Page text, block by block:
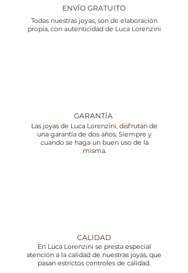
ENVÍO GRATUITO
Todas nuestras joyas, son de elaboración
propia, con autenticidad de Luca Lorenzini
GARANTÍA
Las joyas de Luca Lorenzini, disfrutan de
una garantía de dos años. Siempre y
cuando se haga un buen uso de la
misma.
CALIDAD
En Luca Lorenzini se presta especial
atención a la calidad de nuestras joyas, que
pasan estrictos controles de calidad.